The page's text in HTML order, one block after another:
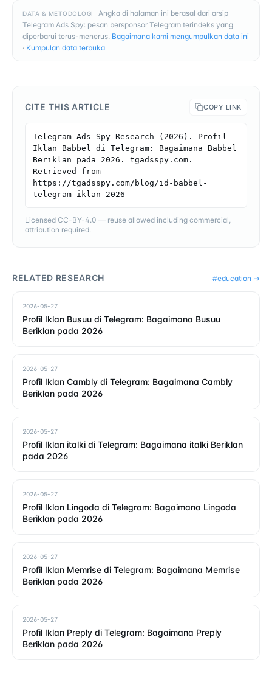
DATA & METODOLOGI
Angka di halaman ini berasal dari arsip
Telegram Ads Spy: pesan bersponsor Telegram terindeks yang
diperbarui terus-menerus. Bagaimana kami mengumpulkan data ini
· Kumpulan data terbuka
CITE THIS ARTICLE COPY LINK
Telegram Ads Spy Research (2026). Profil
Iklan Babbel di Telegram: Bagaimana Babbel
Beriklan pada 2026. tgadsspy.com.
Retrieved from
https://tgadsspy.com/blog/id-babbel-
telegram-iklan-2026
Licensed CC-BY-4.0 — reuse allowed including commercial,
attribution required.
RELATED RESEARCH #education →
2026-05-27
Profil Iklan Busuu di Telegram: Bagaimana Busuu
Beriklan pada 2026
2026-05-27
Profil Iklan Cambly di Telegram: Bagaimana Cambly
Beriklan pada 2026
2026-05-27
Profil Iklan italki di Telegram: Bagaimana italki Beriklan
pada 2026
2026-05-27
Profil Iklan Lingoda di Telegram: Bagaimana Lingoda
Beriklan pada 2026
2026-05-27
Profil Iklan Memrise di Telegram: Bagaimana Memrise
Beriklan pada 2026
2026-05-27
Profil Iklan Preply di Telegram: Bagaimana Preply
Beriklan pada 2026